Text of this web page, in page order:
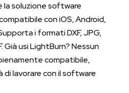
soluzione software
con iOS, Android,
i formati DXF, JPG,
Già usi LightBurn? Nessun
compatibile,
lavorare con il software